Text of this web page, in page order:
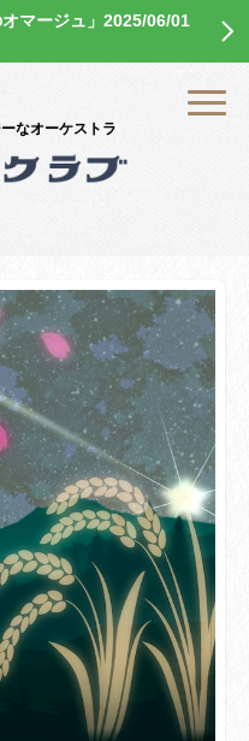
マージュ」2025/06/01
なオーケストラ